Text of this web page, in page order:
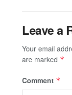
Leave a
Your email
are marked *
Comment *